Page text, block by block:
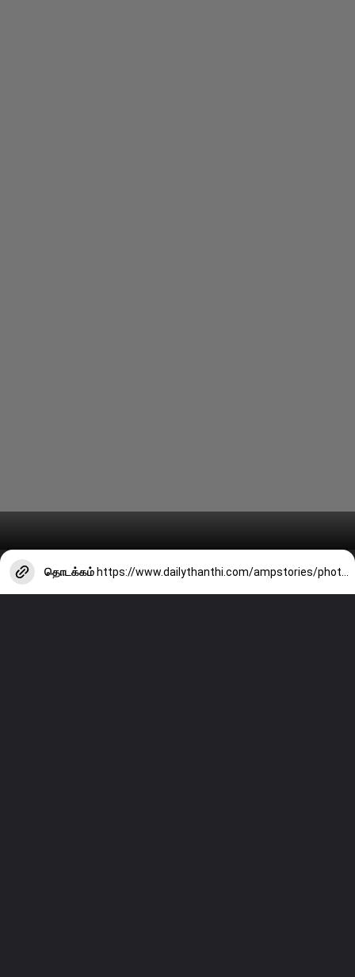
தொடக்கம் https://www.dailythanthi.com/ampstories/photo-story/actress-samyuktha-menons-latest-clicks-5